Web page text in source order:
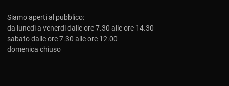
Siamo aperti al pubblico:
da lunedì a venerdi dalle ore 7.30 alle ore 14.30
sabato dalle ore 7.30 alle ore 12.00
domenica chiuso